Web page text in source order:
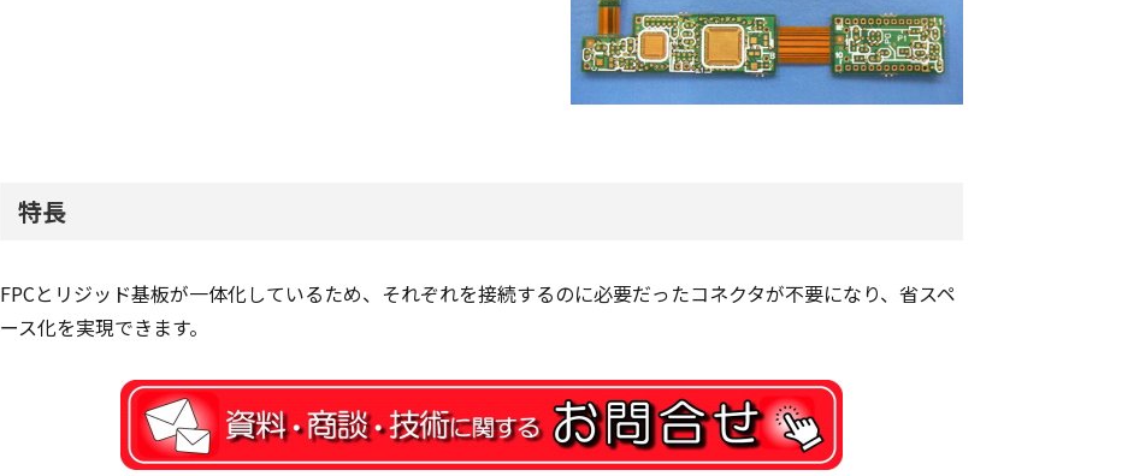
特長
FPCとリジッド基板が一体化しているため、それぞれを接続するのに必要だったコネクタが不要になり、省スペ
ース化を実現できます。